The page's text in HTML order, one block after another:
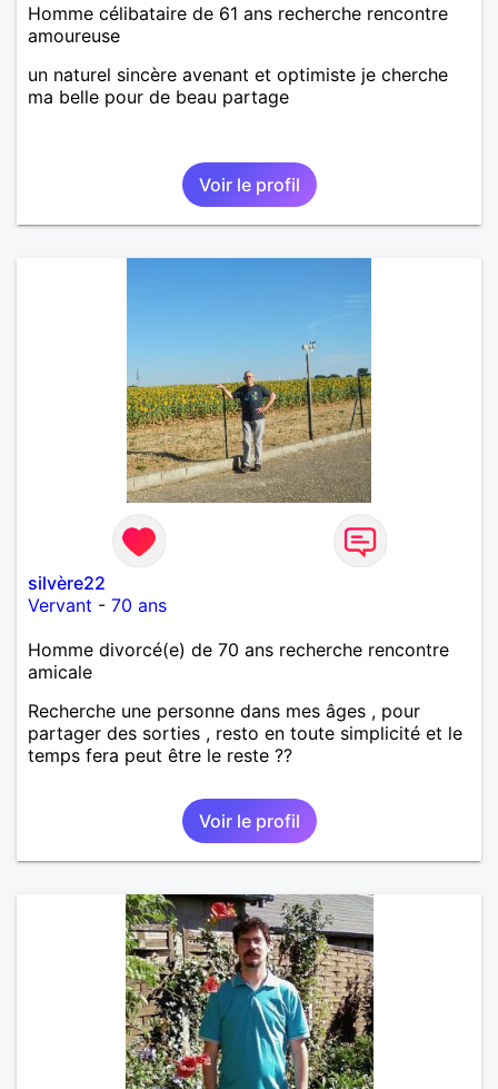
Homme célibataire de 61 ans recherche rencontre
amoureuse
un naturel sincère avenant et optimiste je cherche
ma belle pour de beau partage
Voir le profil
silvère22
Vervant - 70 ans
Homme divorcé(e) de 70 ans recherche rencontre
amicale
Recherche une personne dans mes âges , pour
partager des sorties , resto en toute simplicité et le
temps fera peut être le reste ??
Voir le profil